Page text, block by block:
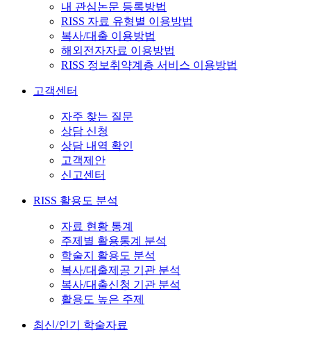
내 관심논문 등록방법
RISS 자료 유형별 이용방법
복사/대출 이용방법
해외전자자료 이용방법
RISS 정보취약계층 서비스 이용방법
고객센터
자주 찾는 질문
상담 신청
상담 내역 확인
고객제안
신고센터
RISS 활용도 분석
자료 현황 통계
주제별 활용통계 분석
학술지 활용도 분석
복사/대출제공 기관 분석
복사/대출신청 기관 분석
활용도 높은 주제
최신/인기 학술자료